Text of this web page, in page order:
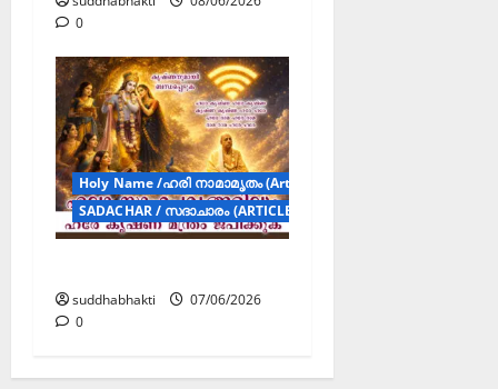
0
Holy Name /ഹരി നാമാമൃതം (Articles)
SADACHAR / സദാചാരം (ARTICLES)
suddhabhakti
07/06/2026
0